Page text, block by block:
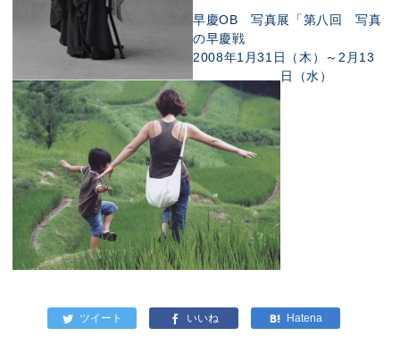
早慶OB 写真展「第八回 写真
の早慶戦
2008年1月31日（木）～2月13
日（水）